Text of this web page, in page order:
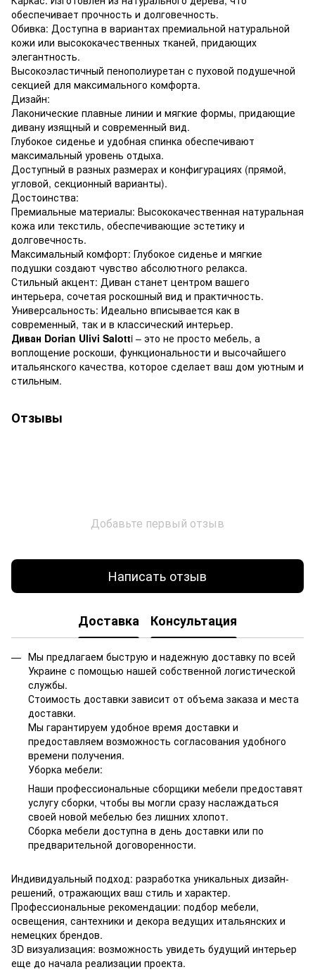
обеспечивает прочность и долговечность.
Обивка: Доступна в вариантах премиальной натуральной
кожи или высококачественных тканей, придающих
элегантность.
Высокоэластичный пенополиуретан с пуховой подушечной
секцией для максимального комфорта.
Дизайн:
Лаконические плавные линии и мягкие формы, придающие
дивану изящный и современный вид.
Глубокое сиденье и удобная спинка обеспечивают
максимальный уровень отдыха.
Доступный в разных размерах и конфигурациях (прямой,
угловой, секционный варианты).
Достоинства:
Премиальные материалы: Высококачественная натуральная
кожа или текстиль, обеспечивающие эстетику и
долговечность.
Максимальный комфорт: Глубокое сиденье и мягкие
подушки создают чувство абсолютного релакса.
Стильный акцент: Диван станет центром вашего
интерьера, сочетая роскошный вид и практичность.
Универсальность: Идеально вписывается как в
современный, так и в классический интерьер.
Диван Dorian Ulivi Salotti – это не просто мебель, а
воплощение роскоши, функциональности и высочайшего
итальянского качества, которое сделает ваш дом уютным и
стильным.
Отзывы
Добавьте первый отзыв
Написать отзыв
Доставка Консультация
Мы предлагаем быструю и надежную доставку по всей
Украине с помощью нашей собственной логистической
службы.
Стоимость доставки зависит от объема заказа и места
доставки.
Мы гарантируем удобное время доставки и
предоставляем возможность согласования удобного
времени получения.
Уборка мебели:
Наши профессиональные сборщики мебели предоставят
услугу сборки, чтобы вы могли сразу наслаждаться
своей новой мебелью без лишних хлопот.
Сборка мебели доступна в день доставки или по
предварительной договоренности.
Индивидуальный подход: разработка уникальных дизайн-
решений, отражающих ваш стиль и характер.
Профессиональные рекомендации: подбор мебели,
освещения, сантехники и декора ведущих итальянских и
немецких брендов.
3D визуализация: возможность увидеть будущий интерьер
еще до начала реализации проекта.